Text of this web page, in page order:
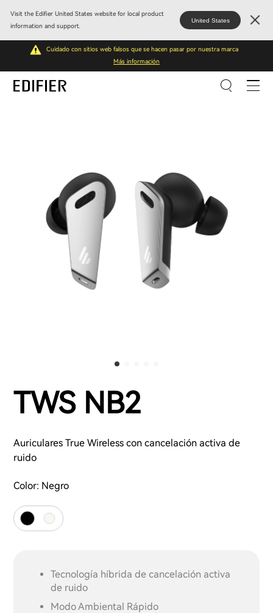
Visit the Edifier United States website for local product
information and support.
United States
Cuidado con sitios web falsos que se hacen pasar por nuestra marca
Más información
TWS NB2
Auriculares True Wireless con cancelación activa de
ruido
Color: Negro
Tecnología híbrida de cancelación activa
de ruido
Modo Ambiental Rápido